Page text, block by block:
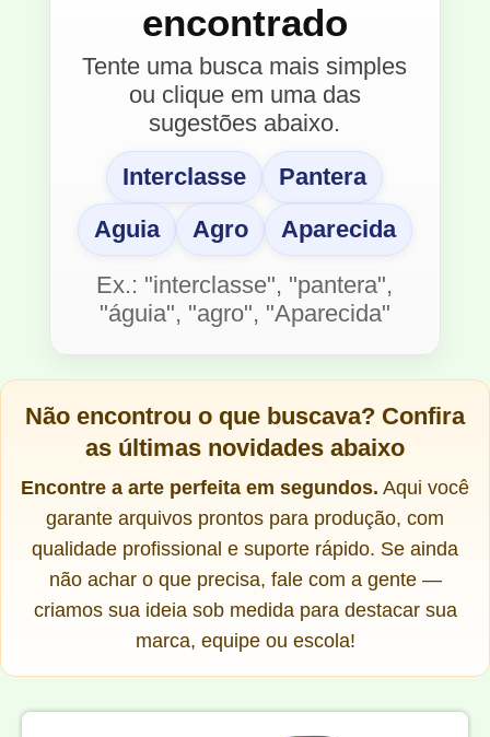
encontrado
Tente uma busca mais simples
ou clique em uma das
sugestões abaixo.
Interclasse
Pantera
Aguia
Agro Aparecida
Ex.: "interclasse", "pantera",
"águia", "agro", "Aparecida"
Não encontrou o que buscava? Confira
as últimas novidades abaixo
Encontre a arte perfeita em segundos. Aqui você
garante arquivos prontos para produção, com
qualidade profissional e suporte rápido. Se ainda
não achar o que precisa, fale com a gente —
criamos sua ideia sob medida para destacar sua
marca, equipe ou escola!